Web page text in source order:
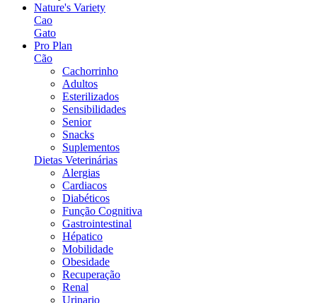
Nature's Variety
Cao
Gato
Pro Plan
Cão
Cachorrinho
Adultos
Esterilizados
Sensibilidades
Senior
Snacks
Suplementos
Dietas Veterinárias
Alergias
Cardiacos
Diabéticos
Função Cognitiva
Gastrointestinal
Hépatico
Mobilidade
Obesidade
Recuperação
Renal
Urinario